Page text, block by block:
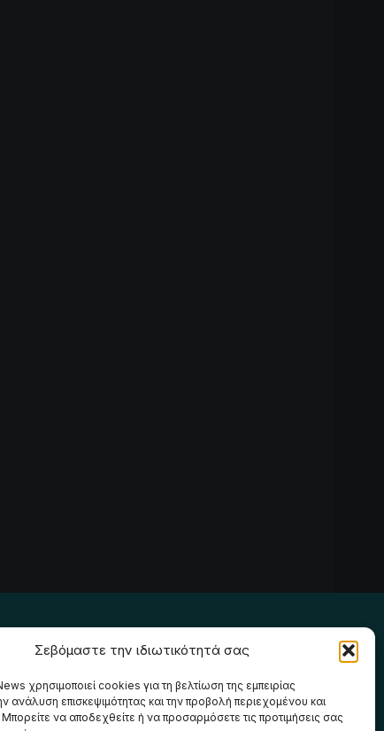
Σεβόμαστε την ιδιωτικότητά σας
χρησιμοποιεί cookies για τη βελτίωση της εμπειρίας
ανάλυση επισκεψιμότητας και την προβολή περιεχομένου και
να αποδεχθείτε ή να προσαρμόσετε τις προτιμήσεις σας